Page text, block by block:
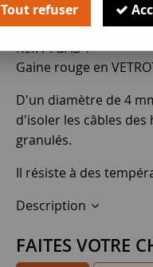
4,50€ TTC
Réf. :TGAD4
Gaine rouge en
D'un diamètre de 4
d'isoler les câbles
granulés.
Il résiste à des
Description
FAITES VOTRE
Tout refuser